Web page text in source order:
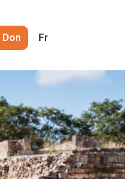
Don Fr